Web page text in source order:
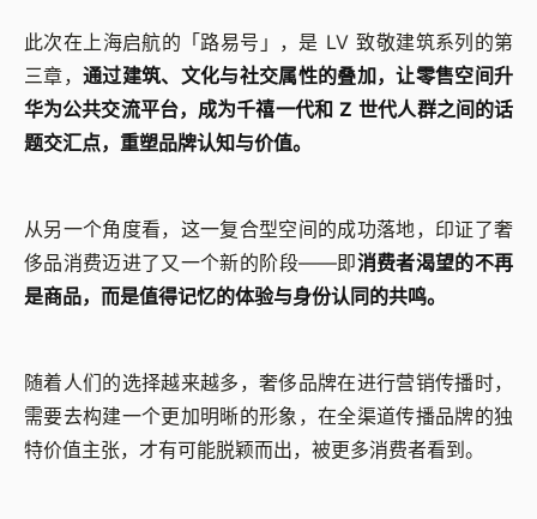
此次在上海启航的「路易号」，是 LV 致敬建筑系列的第
三章， 通过建筑、文化与社交属性的叠加，让零售空间升
华为公共交流平台，成为千禧一代和 Z 世代人群之间的话
题交汇点，重塑品牌认知与价值。
从另一个角度看，这一复合型空间的成功落地，印证了奢
侈品消费迈进了又一个新的阶段——即消费者渴望的不再
是商品，而是值得记忆的体验与身份认同的共鸣。
随着人们的选择越来越多，奢侈品牌在进行营销传播时，
需要去构建一个更加明晰的形象，在全渠道传播品牌的独
特价值主张，才有可能脱颖而出，被更多消费者看到。